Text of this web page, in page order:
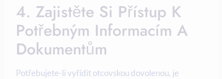
4. ⁢Zajistěte Si Přístup K
Potřebným Informacím A
Dokumentům
Potřebujete-li vyřídit otcovskou dovolenou, je